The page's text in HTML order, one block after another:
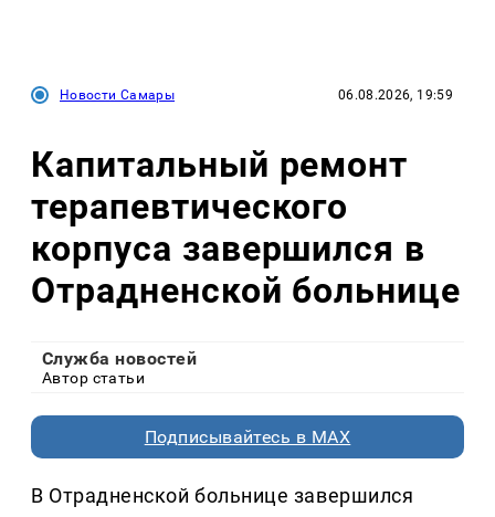
Новости Самары 06.08.2026, 19:59
Капитальный ремонт
терапевтического
корпуса завершился в
Отрадненской больнице
Служба новостей
Автор статьи
Подписывайтесь в MAX
В Отрадненской больнице завершился